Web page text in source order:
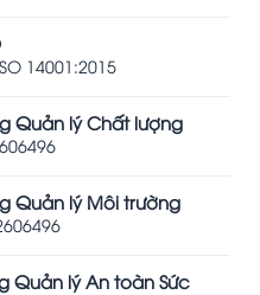
14001:2015
Quản lý Chất lượng
Quản lý Môi trường
Quản lý An toàn Sức